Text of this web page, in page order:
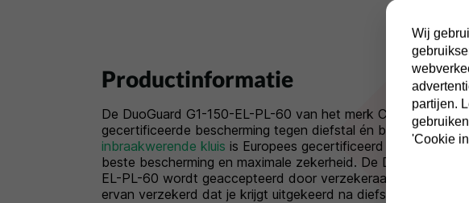
Productinformatie
De DuoGuard G1-150-EL-PL-60 van het merk Chubbsafes
gecertificeerde bescherming tegen diefstal én brand. Deze
inbraakwerende kluis is Europees gecertificeerd en biedt zo
beste bescherming en maximale zekerheid. De DuoGuard G1-
EL-PL-60 wordt geaccepteerd door verzekeraars dus je bent
ervan verzekerd dat je krijgt uitgekeerd na diefstal.
Wij
partijen.
'Cookie